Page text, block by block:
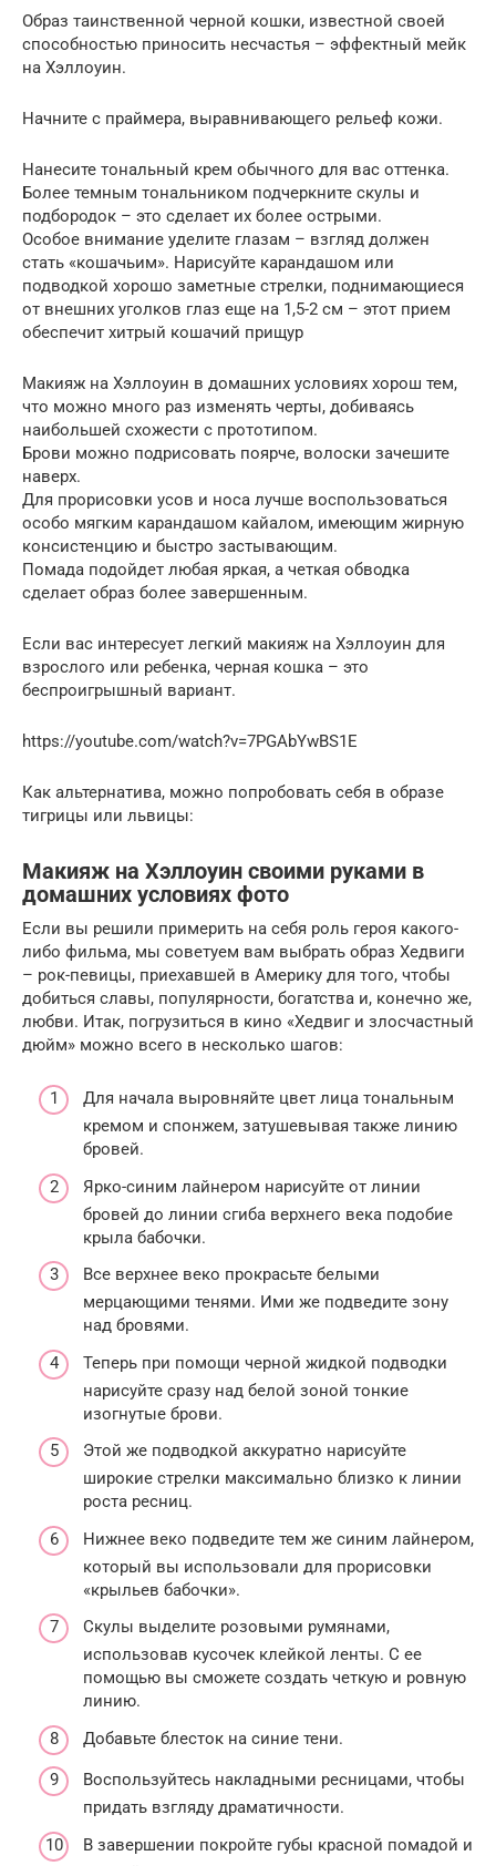
Образ таинственной черной кошки, известной своей
способностью приносить несчастья – эффектный мейк
на Хэллоуин.
Начните с праймера, выравнивающего рельеф кожи.
Нанесите тональный крем обычного для вас оттенка.
Более темным тональником подчеркните скулы и
подбородок – это сделает их более острыми.
Особое внимание уделите глазам – взгляд должен
стать «кошачьим». Нарисуйте карандашом или
подводкой хорошо заметные стрелки, поднимающиеся
от внешних уголков глаз еще на 1,5-2 см – этот прием
обеспечит хитрый кошачий прищур
Макияж на Хэллоуин в домашних условиях хорош тем,
что можно много раз изменять черты, добиваясь
наибольшей схожести с прототипом.
Брови можно подрисовать поярче, волоски зачешите
наверх.
Для прорисовки усов и носа лучше воспользоваться
особо мягким карандашом кайалом, имеющим жирную
консистенцию и быстро застывающим.
Помада подойдет любая яркая, а четкая обводка
сделает образ более завершенным.
Если вас интересует легкий макияж на Хэллоуин для
взрослого или ребенка, черная кошка – это
беспроигрышный вариант.
https://youtube.com/watch?v=7PGAbYwBS1E
Как альтернатива, можно попробовать себя в образе
тигрицы или львицы:
Макияж на Хэллоуин своими руками в
домашних условиях фото
Если вы решили примерить на себя роль героя какого-
либо фильма, мы советуем вам выбрать образ Хедвиги
– рок-певицы, приехавшей в Америку для того, чтобы
добиться славы, популярности, богатства и, конечно же,
любви. Итак, погрузиться в кино «Хедвиг и злосчастный
дюйм» можно всего в несколько шагов:
Для начала выровняйте цвет лица тональным
кремом и спонжем, затушевывая также линию
бровей.
Ярко-синим лайнером нарисуйте от линии
бровей до линии сгиба верхнего века подобие
крыла бабочки.
Все верхнее веко прокрасьте белыми
мерцающими тенями. Ими же подведите зону
над бровями.
Теперь при помощи черной жидкой подводки
нарисуйте сразу над белой зоной тонкие
изогнутые брови.
Этой же подводкой аккуратно нарисуйте
широкие стрелки максимально близко к линии
роста ресниц.
Нижнее веко подведите тем же синим лайнером,
который вы использовали для прорисовки
«крыльев бабочки».
Скулы выделите розовыми румянами,
использовав кусочек клейкой ленты. С ее
помощью вы сможете создать четкую и ровную
линию.
Добавьте блесток на синие тени.
Воспользуйтесь накладными ресницами, чтобы
придать взгляду драматичности.
В завершении покройте губы красной помадой и